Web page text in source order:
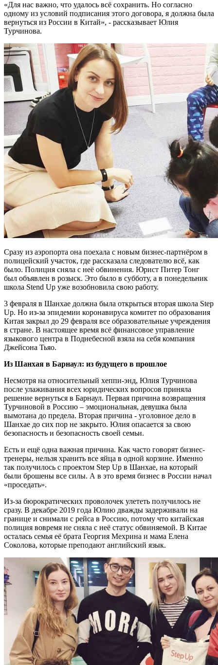
«Для нас важно, что удалось всё сохранить. Но согласно
одному из условий подписания этого договора, я должна была
вернуться из России в Китай», - рассказывает Юлия
Турчинова.
Сразу из аэропорта она поехала с новым бизнес-партнёром в
полицейский участок, где рассказала следователю всё, как
было. Полиция сняла с неё обвинения. Юрист Питер Тонг
был объявлен в розыск. Это было в субботу, а в понедельник
школа Stend Up уже возобновила свою работу.
3 февраля в Шанхае должна была открыться вторая школа Step
Up. Но из-за эпидемии коронавируса комитет по образования
Китая закрыл до 29 февраля все образовательные учреждения
в стране. В настоящее время всё финансовое управление
языкового центра в Поднебесной взяла на себя компания
Джейсона Тьяо.
Из Шанхая в Барнаул: из будущего в прошлое
Несмотря на относительный хеппи-энд, Юлия Турчинова
после улаживания всех юридических вопросов приняла
решение вернуться в Барнаул. Первая причина возвращения
Турчиновой в Россию – эмоциональная, девушка была
вымотана до предела. Вторая причина - уголовное дело в
Шанхае до сих пор не закрыто. Юлия опасается за свою
безопасность и безопасность своей семьи.
Есть и ещё одна важная причина. Как часто говорят бизнес-
тренеры, нельзя хранить все яйца в одной корзине. Именно
так получилось с проектом Step Up в Шанхае, на который
были брошены все силы. А в это время бизнес в России начал
«проседать».
Из-за бюрократических проволочек улететь получилось не
сразу. В декабре 2019 года Юлию дважды задерживали на
границе и снимали с рейса в Россию, потому что китайская
полиция вовремя не сняла с неё статус обвиняемой. В Китае
осталась семья её брата Георгия Мехрина и мама Елена
Соколова, которые преподают английский язык.